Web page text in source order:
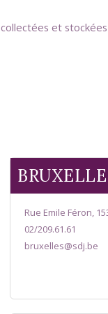
et stockées
Rue Emile Féron,
02/209.61.61
bruxelles@sdj.be